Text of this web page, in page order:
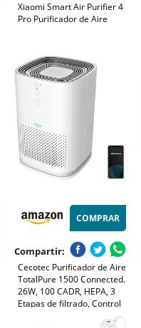
Xiaomi Smart Air Purifier 4
Pro Purificador de Aire
COMPRAR
Compartir:
Cecotec Purificador de Aire
TotalPure 1500 Connected.
26W, 100 CADR, HEPA, 3
Etapas de filtrado, Control